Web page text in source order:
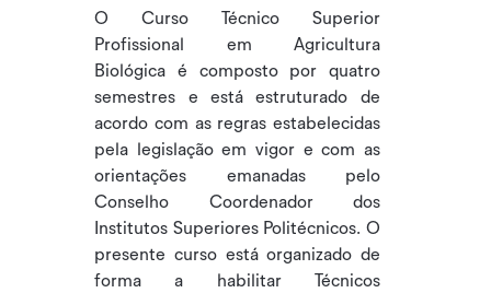
O Curso Técnico Superior
Profissional em Agricultura
Biológica é composto por quatro
semestres e está estruturado de
acordo com as regras estabelecidas
pela legislação em vigor e com as
orientações emanadas pelo
Conselho Coordenador dos
Institutos Superiores Politécnicos. O
presente curso está organizado de
forma a habilitar Técnicos